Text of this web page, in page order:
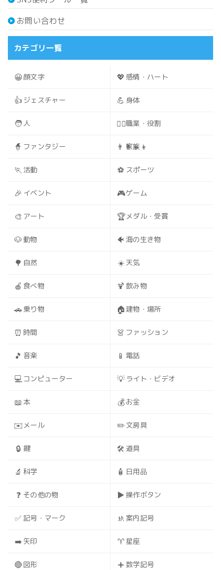
お問い合わせ
カテゴリ一覧
😀顔文字 💖 感情・ハート
👍 ジェスチャー 💪 身体
🧑 人 🧑‍⚕️職業・役割
🧙 ファンタジー 👨‍👩‍👧‍👦
家族
🏃 活動 ⚽ スポーツ
🎉 イベント 🎮ゲーム
🎨 アート 🏆メダル・受賞
🐶 動物 🐠 海の生き物
🌳 自然 ☀️ 天気
🍎 食べ物 🍹 飲み物
🚗 乗り物 🏠 建物・場所
⏰ 時間 👗 ファッション
🎵 音楽 📱 電話
💻 コンピューター 💡 ライト・ビデオ
📖 本 💰お金
✉️ メール ✏️文房具
🔒 鍵 🛠️ 道具
🔬 科学 🧴 日用品
❓ その他の物 ▶️ 操作ボタン
✅ 記号・マーク 🚸 案内記号
➡️ 矢印 ♈ 星座
🔴 図形 ➕ 数学記号